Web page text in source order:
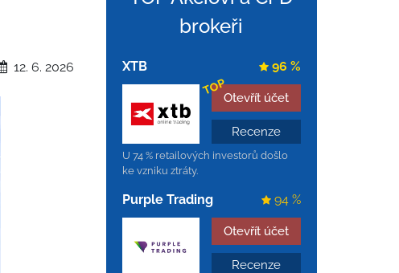
12. 6. 2026
brokeři
XTB
TOP
Otevřít účet
Recenze
96 %
U 74 % retailových investorů došlo
ke vzniku ztráty.
Purple Trading
Otevřít účet
Recenze
94 %